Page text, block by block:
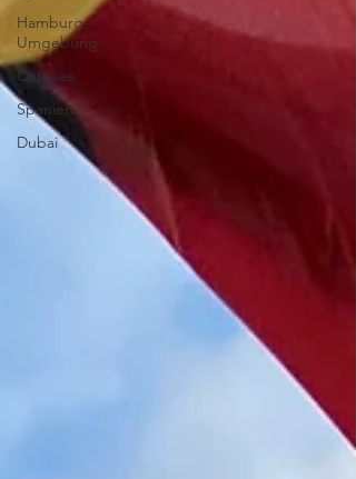
Hamburg-
Umgebung
Ostesee
Spanien
Dubai